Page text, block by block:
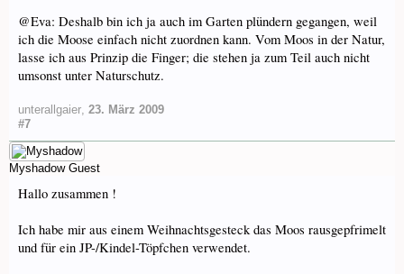
@Eva: Deshalb bin ich ja auch im Garten plündern gegangen, weil
ich die Moose einfach nicht zuordnen kann. Vom Moos in der Natur,
lasse ich aus Prinzip die Finger; die stehen ja zum Teil auch nicht
umsonst unter Naturschutz.
unterallgaier, 23. März 2009
#7
Myshadow Guest
Hallo zusammen !
Ich habe mir aus einem Weihnachtsgesteck das Moos rausgepfrimelt
und für ein JP-/Kindel-Töpfchen verwendet.